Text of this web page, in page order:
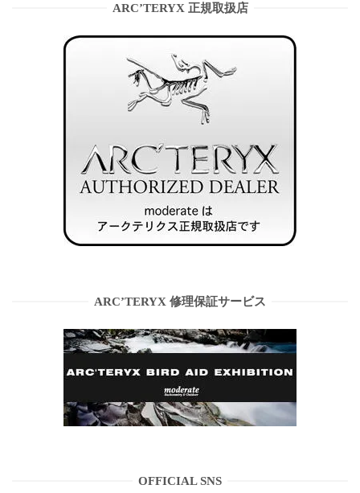
ARC’TERYX 正規取扱店
ARC’TERYX 修理保証サービス
OFFICIAL SNS